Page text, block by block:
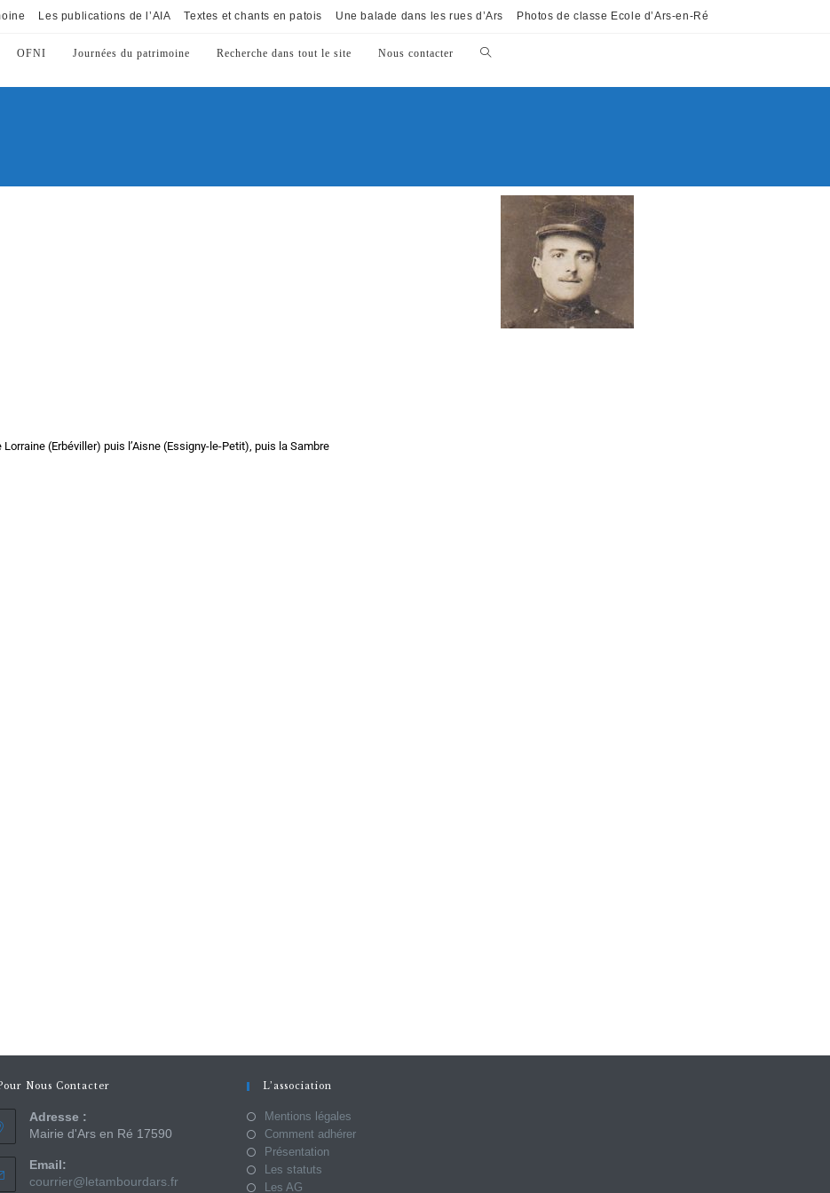
Les publications de l’AIA Textes et chants en patois Une balade dans les rues d’Ars Photos de classe Ecole d’Ars-en-Ré
OFNI Journées du patrimoine Recherche dans tout le site Nous contacter
(Erbéviller) puis l’Aisne (Essigny-le-Petit), puis la Sambre
Nous Contacter
Adresse :
Mairie d'Ars en Ré 17590
Email:
courrier@letambourdars.fr
L’association
Mentions légales
Comment adhérer
Présentation
Les statuts
Les AG